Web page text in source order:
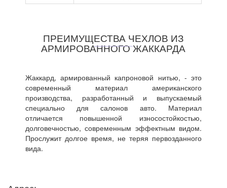
ПРЕИМУЩЕСТВА ЧЕХЛОВ ИЗ
АРМИРОВАННОГО ЖАККАРДА
Жаккард, армированный капроновой нитью, - это
современный материал американского
производства, разработанный и выпускаемый
специально для салонов авто. Материал
отличается повышенной износостойкостью,
долговечностью, современным эффектным видом.
Прослужит долгое время, не теряя первозданного
вида.